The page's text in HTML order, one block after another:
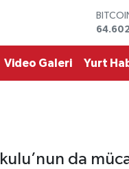
DOLAR
Video Galeri Yurt
da